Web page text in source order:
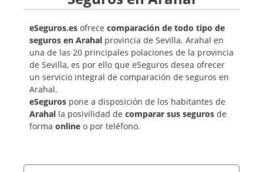
eSeguros.es ofrece comparación de todo tipo de
seguros en Arahal provincia de Sevilla. Arahal en
una de las 20 principales polaciones de la provincia
de Sevilla, es por ello que eSeguros desea ofrecer
un servicio integral de comparación de seguros en
Arahal.
eSeguros pone a disposición de los habitantes de
Arahal la posivilidad de comparar sus seguros de
forma online o por teléfono.